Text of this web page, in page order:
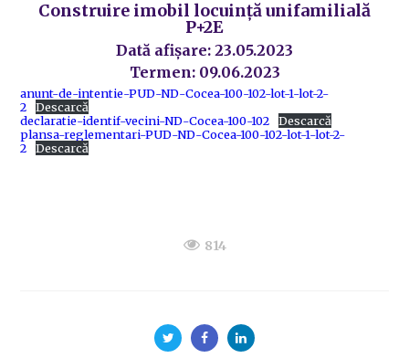
Construire imobil locuință unifamilială
P+2E
Dată afișare: 23.05.2023
Termen: 09.06.2023
anunt-de-intentie-PUD-ND-Cocea-100-102-lot-1-lot-2-
2
Descarcă
declaratie-identif-vecini-ND-Cocea-100-102
Descarcă
plansa-reglementari-PUD-ND-Cocea-100-102-lot-1-lot-2-
2
Descarcă
814